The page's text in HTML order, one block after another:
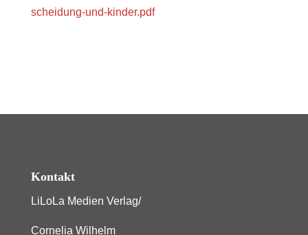
scheidung-und-kinder.pdf
Kontakt
LiLoLa Medien Verlag/
Cornelia Wilhelm